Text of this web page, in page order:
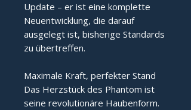
Update – er ist eine komplette
Neuentwicklung, die darauf
ausgelegt ist, bisherige Standards
zu übertreffen.
Maximale Kraft, perfekter Stand
Das Herzstück des Phantom ist
seine revolutionäre Haubenform.